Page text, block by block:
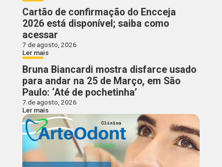
Cartão de confirmação do Encceja
2026 está disponível; saiba como
acessar
7 de agosto, 2026
Ler mais
Bruna Biancardi mostra disfarce usado
para andar na 25 de Março, em São
Paulo: ‘Até de pochetinha’
7 de agosto, 2026
Ler mais